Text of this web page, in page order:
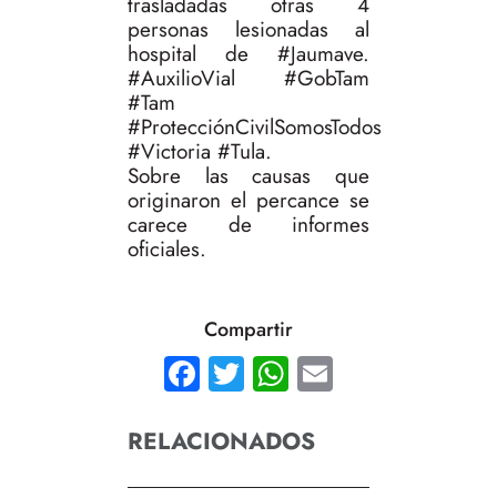
personas lesionadas al
hospital de #Jaumave.
#AuxilioVial #GobTam
#Tam
#ProtecciónCivilSomosTodos
#Victoria #Tula.
Sobre las causas que
originaron el percance se
carece de informes
oficiales.
Compartir
Facebook
TwitterWhatsApp
RELACIONADOS